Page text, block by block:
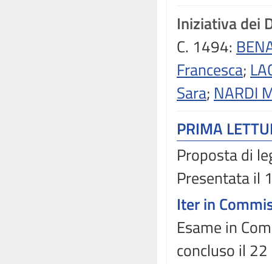
Iniziativa dei
C. 1494:
Francesca;
Sara; NARDI
PRIMA
Proposta di
Presentata il
Iter in
Esame in
concluso il